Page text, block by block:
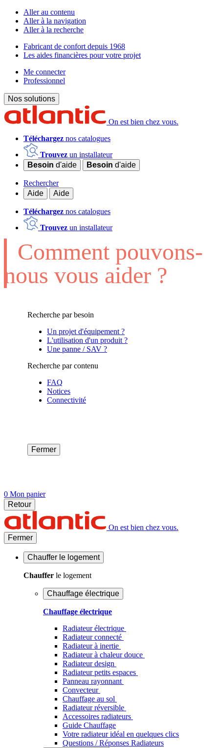
Aller au contenu
Aller à la navigation
Aller à la recherche
Fabricant de confort depuis 1968
Les aides financières pour votre projet
Me connecter
Professionnel
Nos solutions
On est bien chez vous.
Téléchargez nos catalogues
Trouvez un installateur
Besoin d'aide Besoin d'aide
Rechercher
Aide
Aide
Téléchargez nos catalogues
Trouvez un installateur
Comment pouvons-
nous vous aider ?
Recherche par besoin
Un projet d'équipement ?
L'utilisation d'un produit ?
Une panne / SAV ?
Recherche par contenu
FAQ
Notices
Connectivité
Fermer
0 Mon panier
Retour
On est bien chez vous.
Fermer
Chauffer le logement
Chauffer le logement
Chauffage électrique
Chauffage électrique
Radiateur électrique
Radiateur connecté
Radiateur à inertie
Radiateur à chaleur douce
Radiateur design
Radiateur petits espaces
Panneau rayonnant
Convecteur
Chauffage au sol
Radiateur réversible
Accessoires radiateurs
Guide Chauffage
Votre radiateur idéal en quelques clics
Questions / Réponses Radiateurs